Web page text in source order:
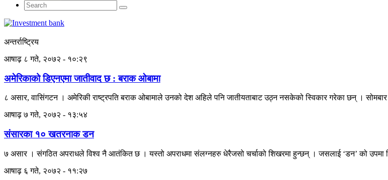
अन्तर्राष्ट्रिय
आषाढ़ ८ गते, २०७२ - १०:२९
अमेरिकाको डिएनएमा जातीवाद छ : बराक ओबामा
८ असार, वासिंगटन । अमेरिकी राष्ट्रपति बराक ओबामाले उनको देश अहिले पनि जातीयताबाट उठ्न नसकेको स्विकार गरेका छन् । सोमबार
आषाढ़ ७ गते, २०७२ - १३:५४
संसारका १० खतरनाक डन
७ असार । संगठित अपराधले विश्व नै आतंकित छ । यस्तो अपराधमा संलग्नहरु धेरैजसो चर्चाको शिखरमा हुन्छन् । जसलाई ‘डन’ को उपमा
आषाढ़ ६ गते, २०७२ - ११:२७